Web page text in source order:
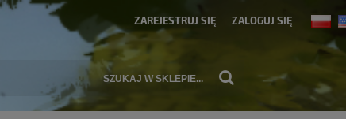
ZAREJESTRUJ SIĘ ZALOGUJ SIĘ